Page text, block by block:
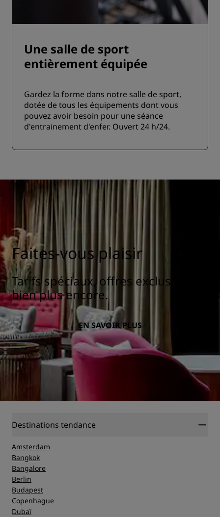
Une salle de sport
entièrement équipée
Gardez la forme dans notre salle de sport,
dotée de tous les équipements dont vous
pouvez avoir besoin pour une séance
d'entrainement d'enfer. Ouvert 24 h/24.
Faites-vous plaisir
Tarifs spéciaux, offres exclusives et
bien plus encore.
EN SAVOIR PLUS
Destinations tendance
Amsterdam
Bangkok
Bangalore
Berlin
Budapest
Copenhague
Dubaï